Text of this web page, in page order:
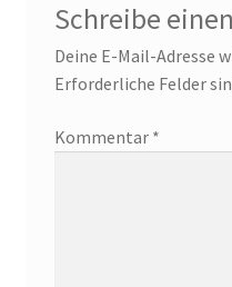
Schreibe
Deine E-Mail-Adresse
Erforderliche Felder
Kommentar *